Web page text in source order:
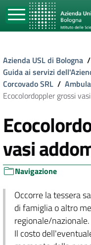
Azienda USL di Bologna /
Guida ai servizi
Corcovado SRL /
Ecocolordoppler grossi
vasi
Navigazione
Occorre la tessera
di famiglia o altro
regionale/nazionale.
Il costo